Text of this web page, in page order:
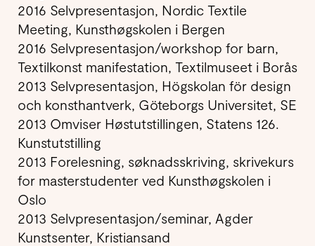
2016 Selvpresentasjon, Nordic Textile
Meeting, Kunsthøgskolen i Bergen
2016 Selvpresentasjon/workshop for barn,
Textilkonst manifestation, Textilmuseet i Borås
2013 Selvpresentasjon, Högskolan för design
och konsthantverk, Göteborgs Universitet, SE
2013 Omviser Høstutstillingen, Statens 126.
Kunstutstilling
2013 Forelesning, søknadsskriving, skrivekurs
for masterstudenter ved Kunsthøgskolen i
Oslo
2013 Selvpresentasjon/seminar, Agder
Kunstsenter, Kristiansand